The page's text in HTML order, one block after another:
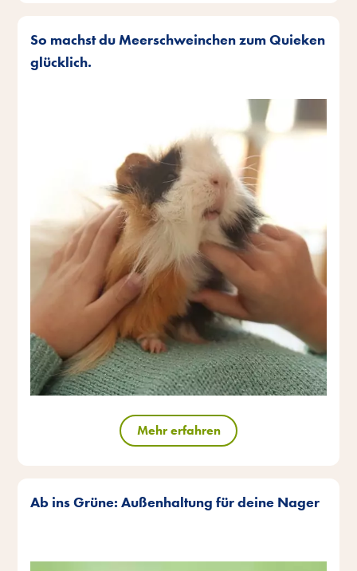
So machst du Meerschweinchen zum Quieken
glücklich.
Mehr erfahren
Ab ins Grüne: Außenhaltung für deine Nager